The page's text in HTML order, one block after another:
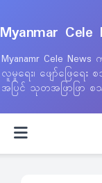
Myanmar Cele
Myanamr Cele News
လူမှုရေး၊ ဖျော်ဖြေရေ
အပြင် သုတအဖြာဖြာ